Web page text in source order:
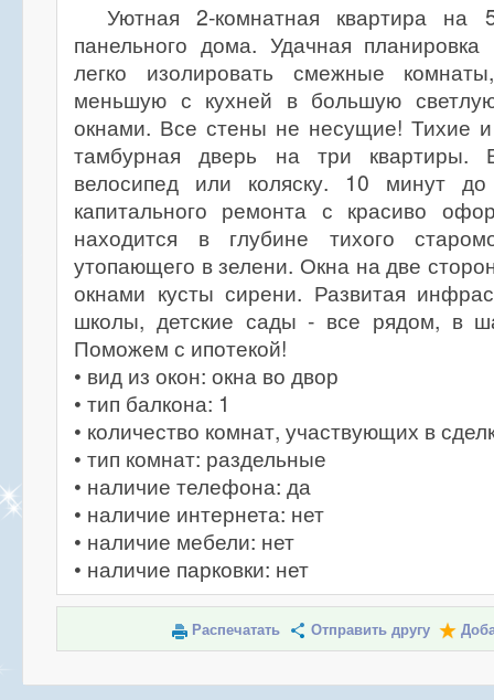
Уютная 2-комнатная квартира на
панельного дома. Удачная планировка
легко изолировать смежные
меньшую с кухней в большую
окнами. Все стены не несущие! Тихие и
тамбурная дверь на три квартиры.
велосипед или коляску. 10 минут
капитального ремонта с красиво
находится в глубине тихого
утопающего в зелени. Окна на две
окнами кусты сирени. Развитая
школы, детские сады - все рядом, в
Поможем с ипотекой!
• вид из окон: окна во двор
• тип балкона: 1
• количество комнат, участвующих в
• тип комнат: раздельные
• наличие телефона: да
• наличие интернета: нет
• наличие мебели: нет
• наличие парковки: нет
Распечатать Отправить другу